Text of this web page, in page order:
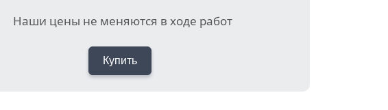
Наши цены не меняются в ходе работ
Купить